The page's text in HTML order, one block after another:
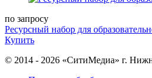
по запросу
Ресурсный набор для
Купить
© 2014 - 2026 «СитиМедиа» г.